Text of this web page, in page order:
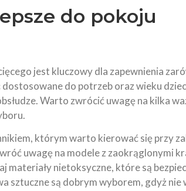
do pokoju
jest kluczowy dla zapewnienia
do potrzeb oraz wieku
Warto zwrócić uwagę na kilka
którym warto kierować się przy
uwagę na modele z zaokrąglonymi
materiały nietoksyczne, które są
sztuczne są dobrym wyborem, gdyż nie